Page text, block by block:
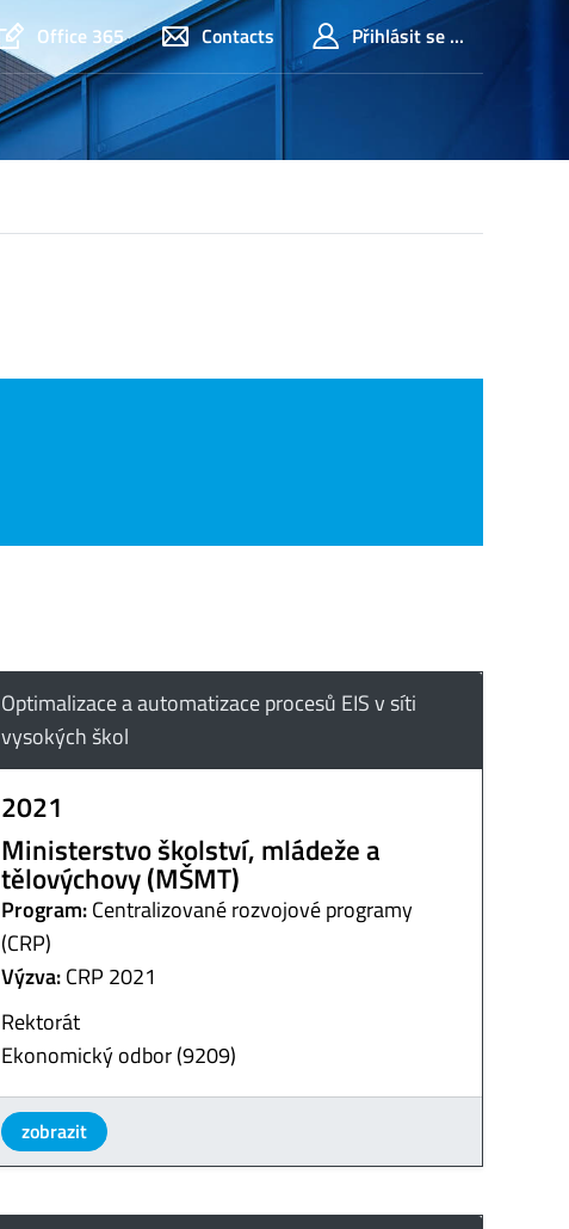
Office 365 Contacts Přihlásit se ...
Optimalizace a automatizace procesů EIS v síti
vysokých škol
2021
Ministerstvo školství, mládeže a
tělovýchovy (MŠMT)
Program:Centralizované rozvojové programy
(CRP)
Výzva:CRP 2021
Rektorát
Ekonomický odbor (9209)
zobrazit